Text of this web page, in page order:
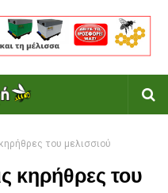
του μελισσιού
κηρήθρες του